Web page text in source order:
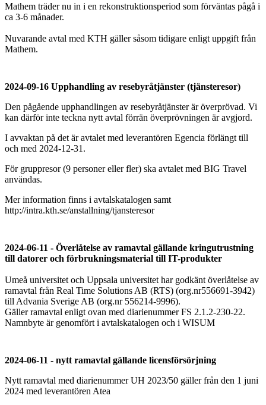
Mathem träder nu in i en rekonstruktionsperiod som förväntas pågå i
ca 3-6 månader.
Nuvarande avtal med KTH gäller såsom tidigare enligt uppgift från
Mathem.
2024-09-16 Upphandling av resebyråtjänster (tjänsteresor)
Den pågående upphandlingen av resebyråtjänster är överprövad. Vi
kan därför inte teckna nytt avtal förrän överprövningen är avgjord.
I avvaktan på det är avtalet med leverantören Egencia förlängt till
och med 2024-12-31.
För gruppresor (9 personer eller fler) ska avtalet med BIG Travel
användas.
Mer information finns i avtalskatalogen samt
http://intra.kth.se/anstallning/tjansteresor
2024-06-11 - Överlåtelse av ramavtal gällande kringutrustning
till datorer och förbrukningsmaterial till IT-produkter
Umeå universitet och Uppsala universitet har godkänt överlåtelse av
ramavtal från Real Time Solutions AB (RTS) (org.nr556691-3942)
till Advania Sverige AB (org.nr 556214-9996).
Gäller ramavtal enligt ovan med diarienummer FS 2.1.2-230-22.
Namnbyte är genomfört i avtalskatalogen och i WISUM
2024-06-11 - nytt ramavtal gällande licensförsörjning
Nytt ramavtal med diarienummer UH 2023/50 gäller från den 1 juni
2024 med leverantören Atea